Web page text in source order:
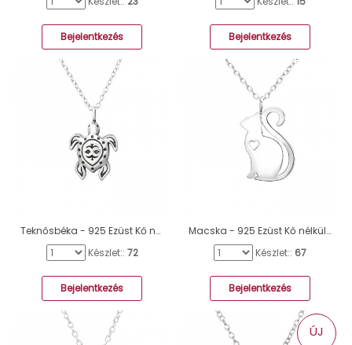
Bejelentkezés Bejelentkezés
Teknősbéka - 925 Ezüst Kő nélküli nyakláncok A4S36500
Készlet:: 72
Bejelentkezés
Macska - 925 Ezüst Kő nélküli nyakláncok A4S30877
Készlet:: 67
Bejelentkezés
ÚJ